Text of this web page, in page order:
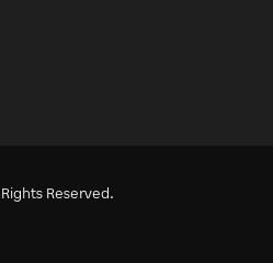
Reserved.